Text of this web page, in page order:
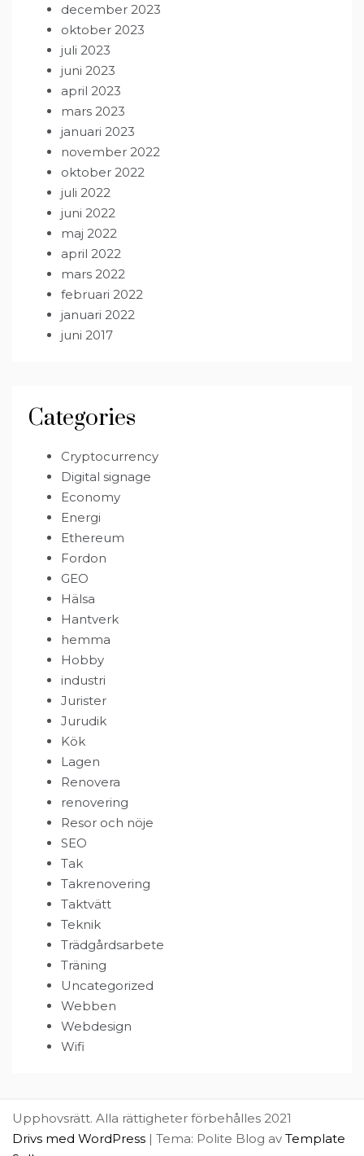
december 2023
oktober 2023
juli 2023
juni 2023
april 2023
mars 2023
januari 2023
november 2022
oktober 2022
juli 2022
juni 2022
maj 2022
april 2022
mars 2022
februari 2022
januari 2022
juni 2017
Categories
Cryptocurrency
Digital signage
Economy
Energi
Ethereum
Fordon
GEO
Hälsa
Hantverk
hemma
Hobby
industri
Jurister
Jurudik
Kök
Lagen
Renovera
renovering
Resor och nöje
SEO
Tak
Takrenovering
Taktvätt
Teknik
Trädgårdsarbete
Träning
Uncategorized
Webben
Webdesign
Wifi
Upphovsrätt. Alla rättigheter förbehålles 2021
Drivs med WordPress | Tema: Polite Blog av Template